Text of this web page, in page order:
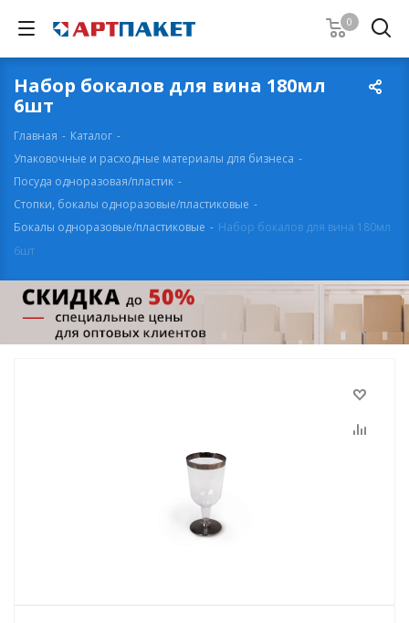
0
Набор бокалов для вина 180мл
6шт
Главная - Каталог -
Упаковочные и расходные материалы для бизнеса -
Посуда одноразовая/пластик -
Стопки, бокалы одноразовые/пластиковые -
Бокалы одноразовые/пластиковые - Набор бокалов для вина 180мл
6шт